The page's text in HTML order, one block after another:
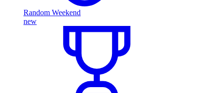
Random Weekend
new